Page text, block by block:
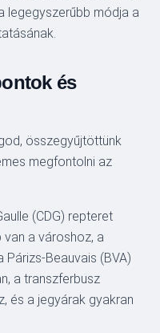
legegyszerűbb módja a
és
összegyűjtöttünk
megfontolni az
(CDG) repteret
van a városhoz, a
Beauvais (BVA)
a transzferbusz
és a jegyárak gyakran